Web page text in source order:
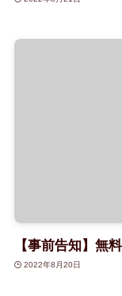
【事前告知】無
2022年8月20日